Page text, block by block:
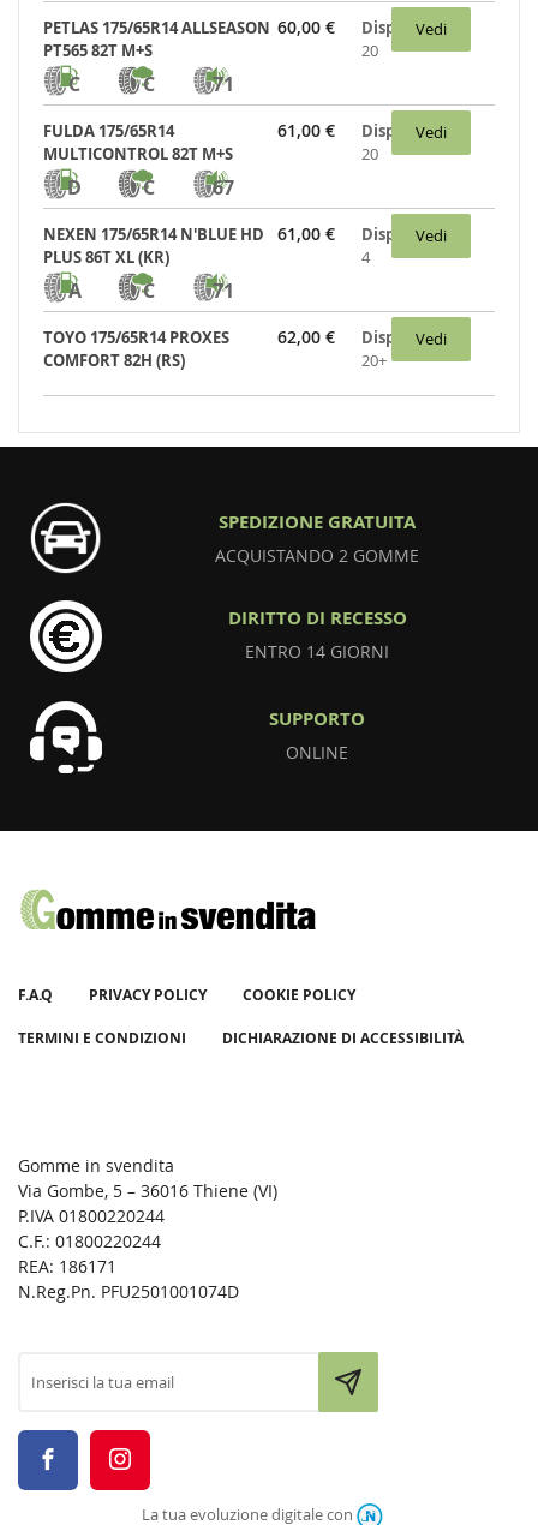
PETLAS 175/65R14 ALLSEASON
PT565 82T M+S
C C 71
60,00 €
Disponibili:
20
Vedi
FULDA 175/65R14
MULTICONTROL 82T M+S
D C 67
61,00 €
Disponibili:
20
Vedi
NEXEN 175/65R14 N'BLUE HD
PLUS 86T XL (KR)
A C 71
61,00 €
Disponibili:
4
Vedi
TOYO 175/65R14 PROXES
COMFORT 82H (RS)
62,00 €
Disponibili:
20+
Vedi
SPEDIZIONE GRATUITA
ACQUISTANDO 2 GOMME
DIRITTO DI RECESSO
ENTRO 14 GIORNI
SUPPORTO
ONLINE
F.A.Q PRIVACY POLICY COOKIE POLICY
TERMINI E CONDIZIONI DICHIARAZIONE DI ACCESSIBILITÀ
Gomme in svendita
Via Gombe, 5 – 36016 Thiene (VI)
P.IVA 01800220244
C.F.: 01800220244
REA: 186171
N.Reg.Pn. PFU2501001074D
La tua evoluzione digitale con